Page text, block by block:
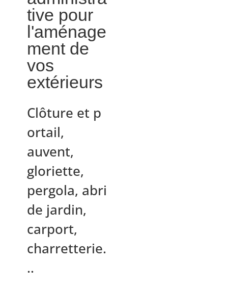
tive pour
l'aménage
ment de
vos
extérieurs
Clôture et p
ortail,
auvent,
gloriette,
pergola, abri
de jardin,
carport,
charretterie.
..